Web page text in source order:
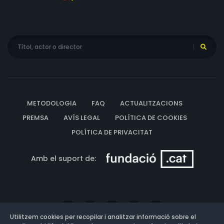
METODOLOGIA FAQ
ACTUALITZACIONS
PREMSA
AVÍS LEGAL
POLÍTICA DE COOKIES
POLÍTICA DE PRIVACITAT
Amb el suport de:
Utilitzem cookies per recopilar i analitzar informació sobre el